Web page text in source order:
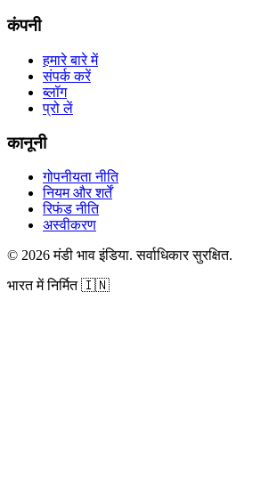
कंपनी
हमारे बारे में
संपर्क करें
ब्लॉग
प्रो लें
कानूनी
गोपनीयता नीति
नियम और शर्तें
रिफंड नीति
अस्वीकरण
© 2026 मंडी भाव इंडिया.सर्वाधिकार सुरक्षित.
भारत में निर्मित🇮🇳